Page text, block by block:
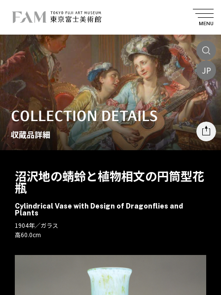
MENU
JP
COLLECTION DETAILS
収蔵品詳細
沼沢地の蜻蛉と植物相文の円筒型花
瓶
Cylindrical Vase with Design of Dragonflies and
Plants
1904年／ガラス
高60.0cm